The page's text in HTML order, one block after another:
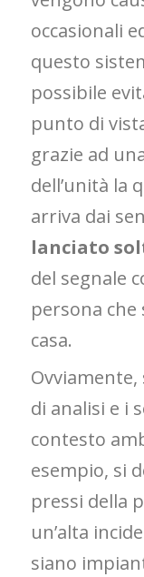
occasionali
questo
possibile
punto di
grazie ad
dell’unità la
arriva dai
lanciato
del segnale
persona
casa.
di analisi e i
contesto
esempio, si
pressi della
un’alta
siano